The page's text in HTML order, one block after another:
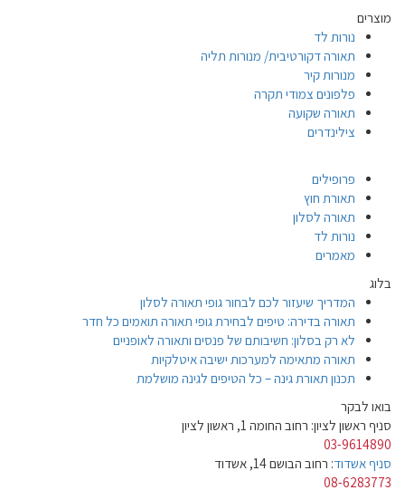
מוצרים
נורות לד
תאורה דקורטיבית/ מנורות תליה
מנורות קיר
פלפונים צמודי תקרה
תאורה שקועה
צילינדרים
פרופילים
תאורת חוץ
תאורה לסלון
נורות לד
מאמרים
בלוג
המדריך שיעזור לכם לבחור גופי תאורה לסלון
תאורה בדירה: טיפים לבחירת גופי תאורה תואמים כל חדר
לא רק בסלון: חשיבותם של פנסים ותאורה לאופניים
תאורה מתאימה למערכות ישיבה איטלקיות
תכנון תאורת גינה – כל הטיפים לגינה מושלמת
בואו לבקר
סניף ראשון לציון: רחוב החומה 1, ראשון לציון
03-9614890
סניף אשדוד: רחוב הבושם 14, אשדוד
08-6283773